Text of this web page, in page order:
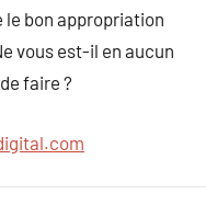
le bon appropriation
vous est-il en aucun
faire ?